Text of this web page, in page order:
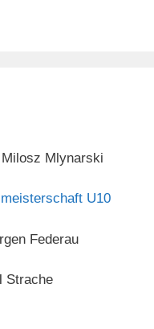
Mlynarski
U10
Federau
Strache